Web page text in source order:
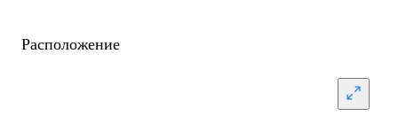
Расположение